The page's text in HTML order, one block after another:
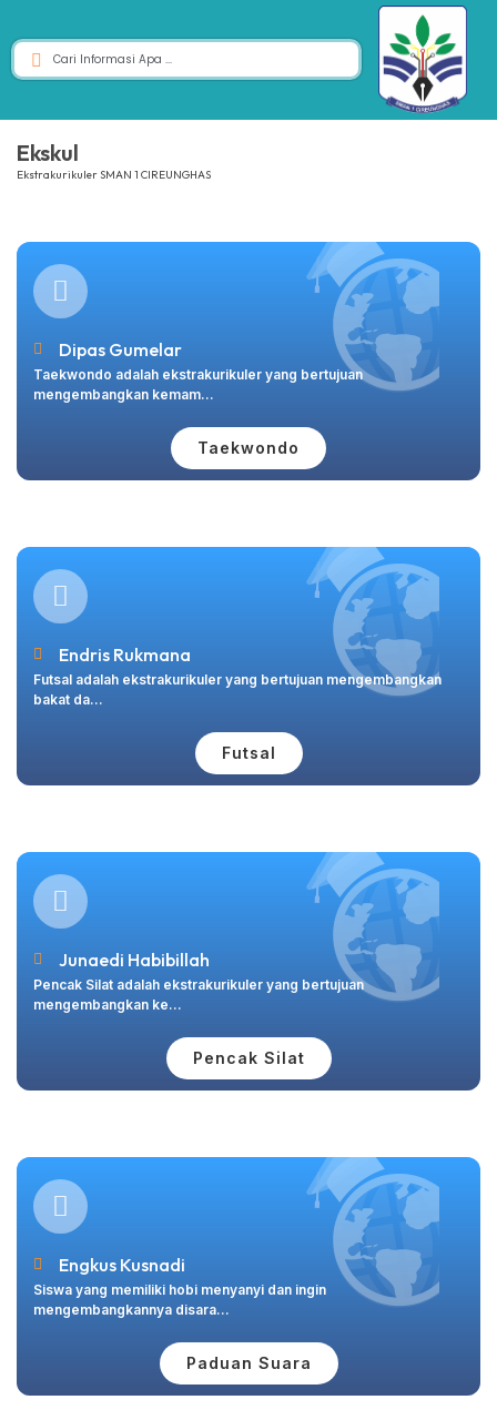
Ekskul
Ekstrakurikuler SMAN 1 CIREUNGHAS
Dipas Gumelar
Taekwondo adalah ekstrakurikuler yang bertujuan
mengembangkan kemam...
Taekwondo
Endris Rukmana
Futsal adalah ekstrakurikuler yang bertujuan mengembangkan
bakat da...
Futsal
Junaedi Habibillah
Pencak Silat adalah ekstrakurikuler yang bertujuan
mengembangkan ke...
Pencak Silat
Engkus Kusnadi
Siswa yang memiliki hobi menyanyi dan ingin
mengembangkannya disara...
Paduan Suara